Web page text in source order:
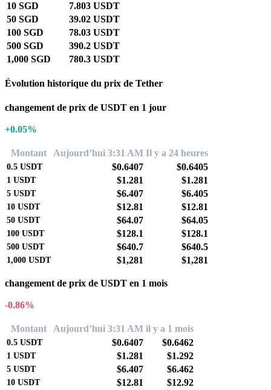
10 SGD
7.803 USDT
50 SGD
39.02 USDT
100 SGD
78.03 USDT
500 SGD
390.2 USDT
1,000 SGD
780.3 USDT
Évolution historique du prix de Tether
changement de prix de USDT en 1 jour
+0.05%
Montant Aujourd’hui 3:31 AM Il y a 24 heures
0.5 USDT $0.6407 $0.6405
1 USDT $1.281 $1.281
5 USDT $6.407 $6.405
10 USDT $12.81 $12.81
50 USDT $64.07 $64.05
100 USDT $128.1 $128.1
500 USDT $640.7 $640.5
1,000 USDT $1,281 $1,281
changement de prix de USDT en 1 mois
-0.86%
Montant Aujourd’hui 3:31 AM il y a 1 mois
0.5 USDT $0.6407 $0.6462
1 USDT $1.281 $1.292
5 USDT $6.407 $6.462
10 USDT $12.81 $12.92